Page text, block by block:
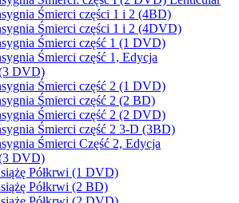
Śmierci części 1 i 2 (4BD)
Śmierci części 1 i 2 (4DVD)
Śmierci część 1 (1 DVD)
Śmierci część 1, Edycja
DVD)
Śmierci część 2 (1 DVD)
Śmierci część 2 (2 BD)
Śmierci część 2 (2 DVD)
Śmierci część 2 3-D (3BD)
Śmierci Część 2, Edycja
DVD)
Półkrwi (1 DVD)
Półkrwi (2 BD)